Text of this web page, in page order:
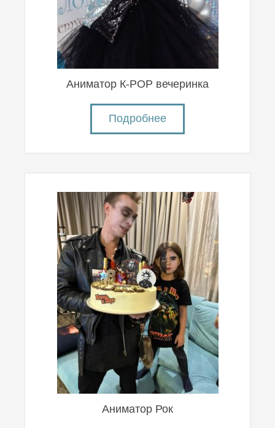
Аниматор К-POP вечеринка
Подробнее
Аниматор Рок